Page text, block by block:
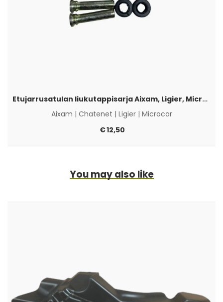
Etujarrusatulan liukutappisarja Aixam, Ligier, Microcar & Chatenet
Aixam | Chatenet | Ligier| Microcar
€12,50
You may also like